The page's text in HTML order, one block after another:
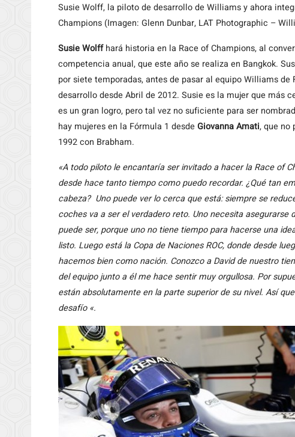
Susie Wolff, la piloto de desarrollo de Williams y ahora
Champions (Imagen: Glenn Dunbar, LAT Photographic –
Susie Wolffhará historia en la Race of Champions, al
competencia anual, que este año se realiza en Bangkok.
por siete temporadas, antes de pasar al equipo Williams
desarrollo desde Abril de 2012. Susie es la mujer que más
es un gran logro, pero tal vez no suficiente para ser
hay mujeres en la Fórmula 1 desde Giovanna Amati, que no
1992 con Brabham.
«A todo piloto le encantaría ser invitado a hacer la Race of
desde hace tanto tiempo como puedo recordar. ¿Qué tan
cabeza? Uno puede ver lo cerca que está: siempre se
coches va a ser el verdadero reto. Uno necesita
puede ser, porque uno no tiene tiempo para hacerse una
listo. Luego está la Copa de Naciones ROC, donde desde
hacemos bien como nación. Conozco a David de nuestro
del equipo junto a él me hace sentir muy orgullosa. Por
están absolutamente en la parte superior de su nivel. Así
desafío «.